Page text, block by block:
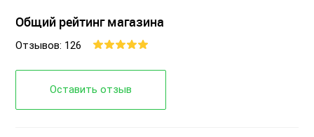
Общий рейтинг магазина
Отзывов: 126
Оставить отзыв